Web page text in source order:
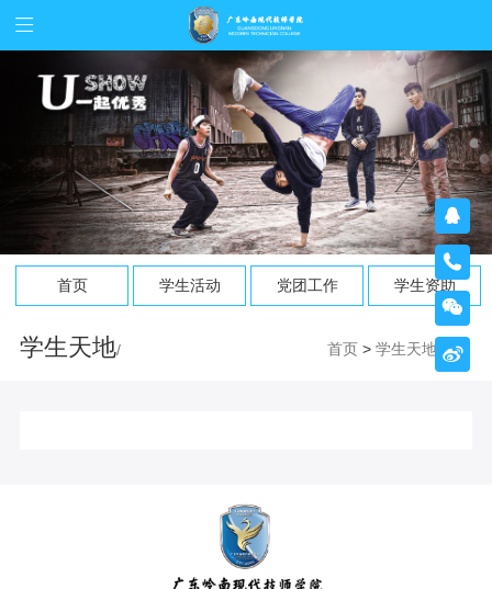
首页 学生活动 党团工作 学生资助
学生天地/ 首页 >学生天地



